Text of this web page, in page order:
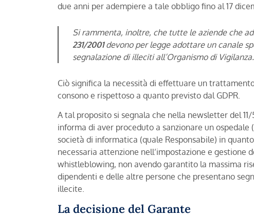
due anni per adempiere a tale obbligo fino al 17
Si rammenta, inoltre, che tutte le aziende che
231/2001devono per legge adottare un canale
segnalazione di illeciti all’Organismo di Vigilanza.
Ciò significa la necessità di effettuare un
consono e rispettoso a quanto previsto dal GDPR.
A tal proposito si segnala che nella newsletter del
informa di aver proceduto a sanzionare un ospedale
società di informatica (quale Responsabile) in
necessaria attenzione nell’impostazione e gestione
whistleblowing, non avendo garantito la massima
dipendenti e delle altre persone che presentano
illecite.
La decisione del Garante